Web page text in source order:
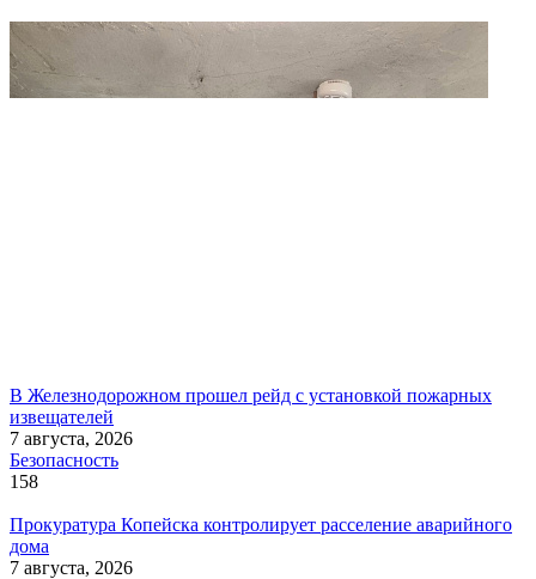
В Железнодорожном прошел рейд с установкой пожарных
извещателей
7 августа, 2026
Безопасность
158
Прокуратура Копейска контролирует расселение аварийного
дома
7 августа, 2026